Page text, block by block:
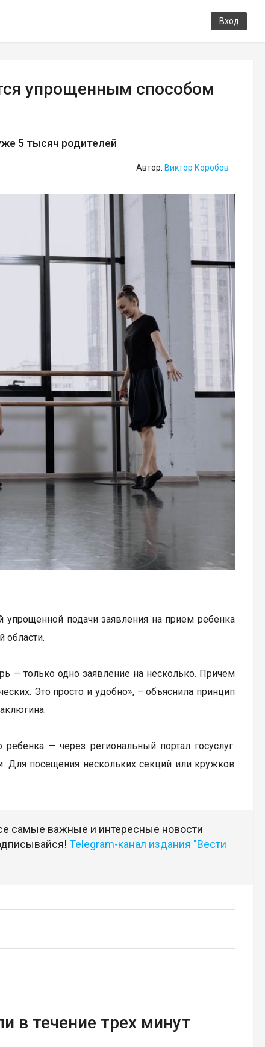
Вход
упрощенным способом
5 тысяч родителей
Автор: Виктор Коробов
подачи заявления на прием ребенка
области.
— только одно заявление на несколько. Причем
Это просто и удобно», – объяснила принцип
ребенка — через региональный портал госуслуг.
Для посещения нескольких секций или кружков
самые важные и интересные новости
Telegram-канал издания "Вести
в течение трех минут